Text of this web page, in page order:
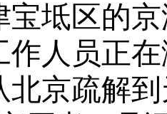
宝坻区的
作人员正
北京疏解